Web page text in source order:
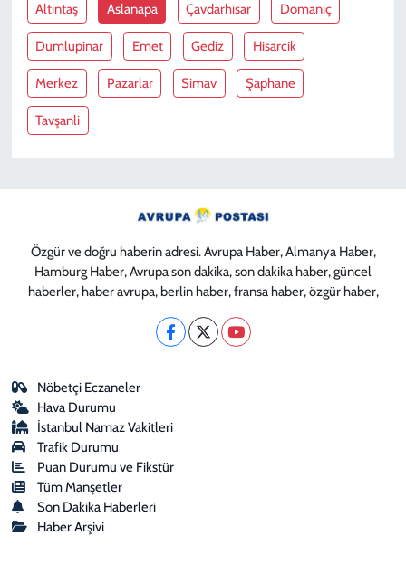
Altintaş Aslanapa Çavdarhisar Domaniç
Dumlupinar Emet Gediz Hisarcik
Merkez Pazarlar Simav Şaphane
Tavşanli
Özgür ve doğru haberin adresi. Avrupa Haber, Almanya Haber,
Hamburg Haber, Avrupa son dakika, son dakika haber, güncel
haberler, haber avrupa, berlin haber, fransa haber, özgür haber,
Nöbetçi Eczaneler
Hava Durumu
İstanbul Namaz Vakitleri
Trafik Durumu
Puan Durumu ve Fikstür
Tüm Manşetler
Son Dakika Haberleri
Haber Arşivi